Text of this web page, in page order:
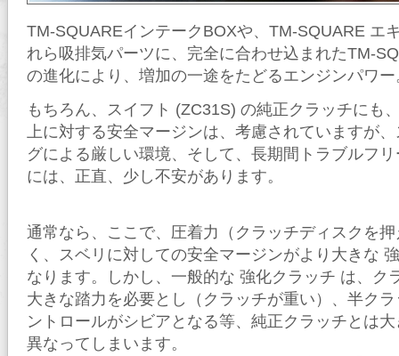
TM-SQUAREインテークBOXや、TM-SQUARE
れら吸排気パーツに、完全に合わせ込まれたTM-
の進化により、増加の一途をたどるエンジンパワー
もちろん、スイフト (ZC31S) の純正クラッチにも
上に対する安全マージンは、考慮されていますが
グによる厳しい環境、そして、長期間トラブルフ
には、正直、少し不安があります。
通常なら、ここで、圧着力（クラッチディスクを
く、スベリに対しての安全マージンがより大きな
なります。しかし、一般的な 強化クラッチ は、ク
大きな踏力を必要とし（クラッチが重い）、半ク
ントロールがシビアとなる等、純正クラッチとは
異なってしまいます。